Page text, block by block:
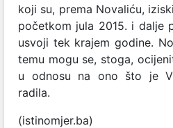
koji su, prema Novaliću,
početkom jula 2015. i dalje
usvoji tek krajem godine.
temu mogu se, stoga,
u odnosu na ono što je
radila.
(istinomjer.ba)